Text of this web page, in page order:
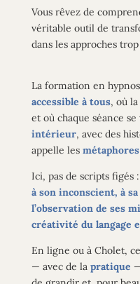
Vous rêvez de
véritable outil de
dans les approches
La formation en
accessible à tous, où
et où chaque séance
intérieur, avec des
appelle les métaphores
Ici, pas de scripts figés
à son inconscient, à
l’observation de ses
créativité du langage
En ligne ou à Cholet,
— avec de la pratique